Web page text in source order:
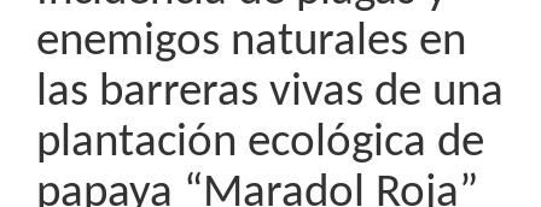
enemigos naturales en
las barreras vivas de una
plantación ecológica de
papaya “Maradol Roja”